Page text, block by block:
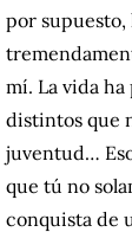
por supuesto,
mí. La vida
distintos que
juventud…
que tú no
conquista de